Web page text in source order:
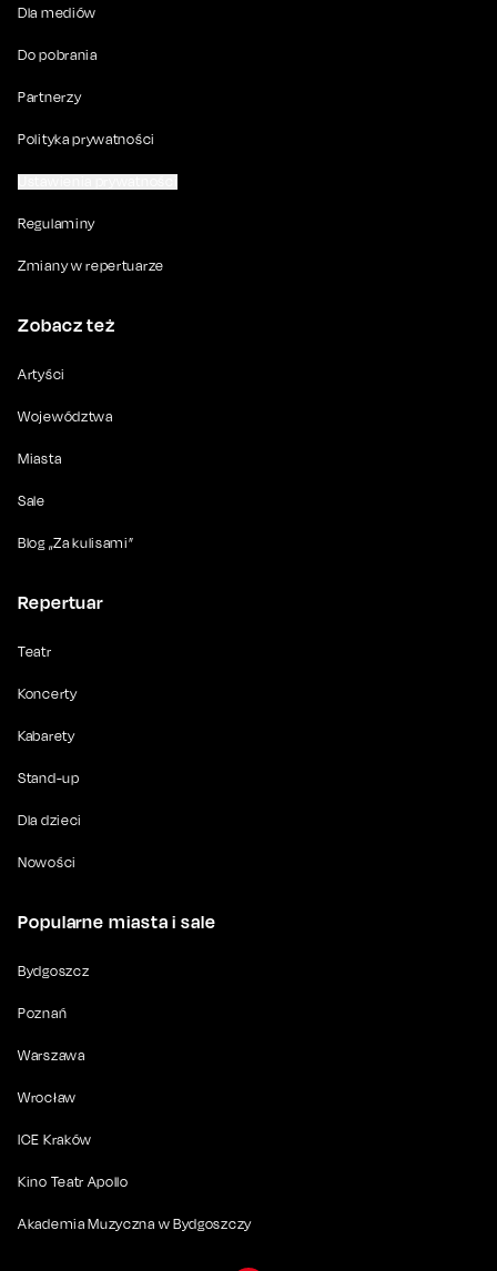
Dla mediów
Do pobrania
Partnerzy
Polityka prywatności
Regulaminy
Zmiany w repertuarze
Zobacz też
Artyści
Województwa
Miasta
Sale
Blog „Za kulisami”
Repertuar
Teatr
Koncerty
Kabarety
Stand-up
Dla dzieci
Nowości
Popularne miasta i sale
Bydgoszcz
Poznań
Warszawa
Wrocław
ICE Kraków
Kino Teatr Apollo
Akademia Muzyczna w Bydgoszczy